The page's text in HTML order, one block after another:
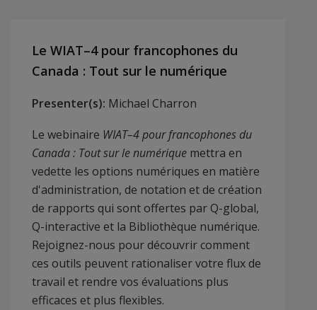
Le WIAT–4 pour francophones du
Canada : Tout sur le numérique
Presenter(s): Michael Charron
Le webinaire WIAT–4 pour francophones du
Canada : Tout sur le numérique mettra en
vedette les options numériques en matière
d'administration, de notation et de création
de rapports qui sont offertes par Q-global,
Q-interactive et la Bibliothèque numérique.
Rejoignez-nous pour découvrir comment
ces outils peuvent rationaliser votre flux de
travail et rendre vos évaluations plus
efficaces et plus flexibles.